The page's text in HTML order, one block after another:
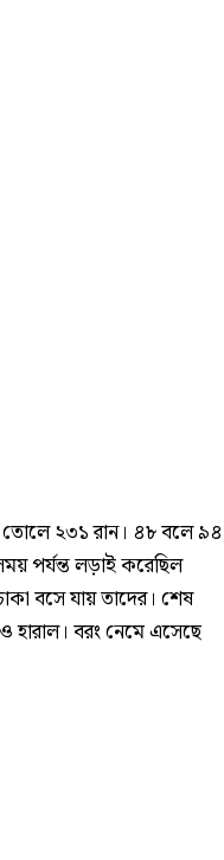
তোলে ২৩১ রান। ৪৮ বলে ৯৪
পর্যন্ত লড়াই করেছিল
বসে যায় তাদের। শেষ
হারাল। বরং নেমে এসেছে